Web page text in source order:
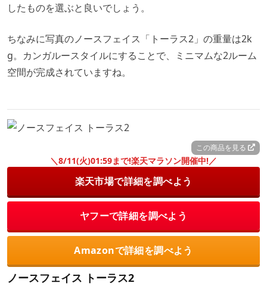
したものを選ぶと良いでしょう。
ちなみに写真のノースフェイス「トーラス2」の重量は2k
g。カンガルースタイルにすることで、ミニマムな2ルーム
空間が完成されていますね。
この商品を見る
＼8/11(火)01:59まで!楽天マラソン開催中!／
楽天市場で詳細を調べよう
ヤフーで詳細を調べよう
Amazonで詳細を調べよう
ノースフェイス トーラス2